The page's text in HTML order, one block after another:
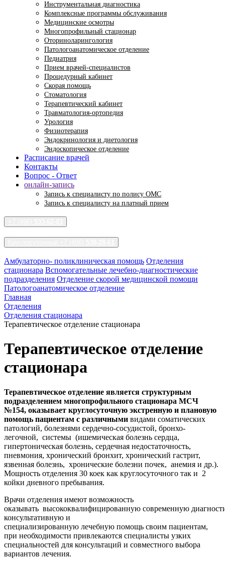
Инструментальная диагностика
Комплексные программы обслуживания
Медицинские осмотры
Многопрофильный стационар
Оториноларингология
Патологоанатомическое отделение
Педиатрия
Прием врачей-специалистов
Процедурный кабинет
Скорая помощь
Стоматология
Терапевтический кабинет
Травматология-ортопедия
Урология
Физиотерапия
Эндокринология и диетология
Эндоскопическое отделение
Расписание врачей
Контакты
Вопрос - Ответ
онлайн-запись
Запись к специалисту по полису ОМС
Запись к специалисту на платный прием
Амбулаторно- поликлиническая помощь Отделения
стационара Вспомогательные лечебно-диагностические
подразделения Отделение скорой медицинской помощи
Патологоанатомическое отделение
Главная
Отделения
Отделения стационара
Терапевтическое отделение стационара
Терапевтическое отделение
стационара
Терапевтическое отделение является структурным
подразделением многопрофильного стационара МСЧ
№154, оказывает круглосуточную экстренную и плановую
помощь пациентам с различными видами соматических
патологий, болезнями сердечно-сосудистой, бронхо-
легочной, системы (ишемическая болезнь сердца,
гипертоническая болезнь, сердечная недостаточность,
пневмония, хронический бронхит, хронический гастрит,
язвенная болезнь, хронические болезни почек, анемия и др.).
Мощность отделения 30 коек как круглосуточного так и 2
койки дневного пребывания.
Врачи отделения имеют возможность
оказывать высококвалифицированную современную
консультативную и
специализированную лечебную помощь своим пациентам,
при необходимости привлекаются специалисты узких
специальностей для консультаций и совместного выбора
вариантов лечения.